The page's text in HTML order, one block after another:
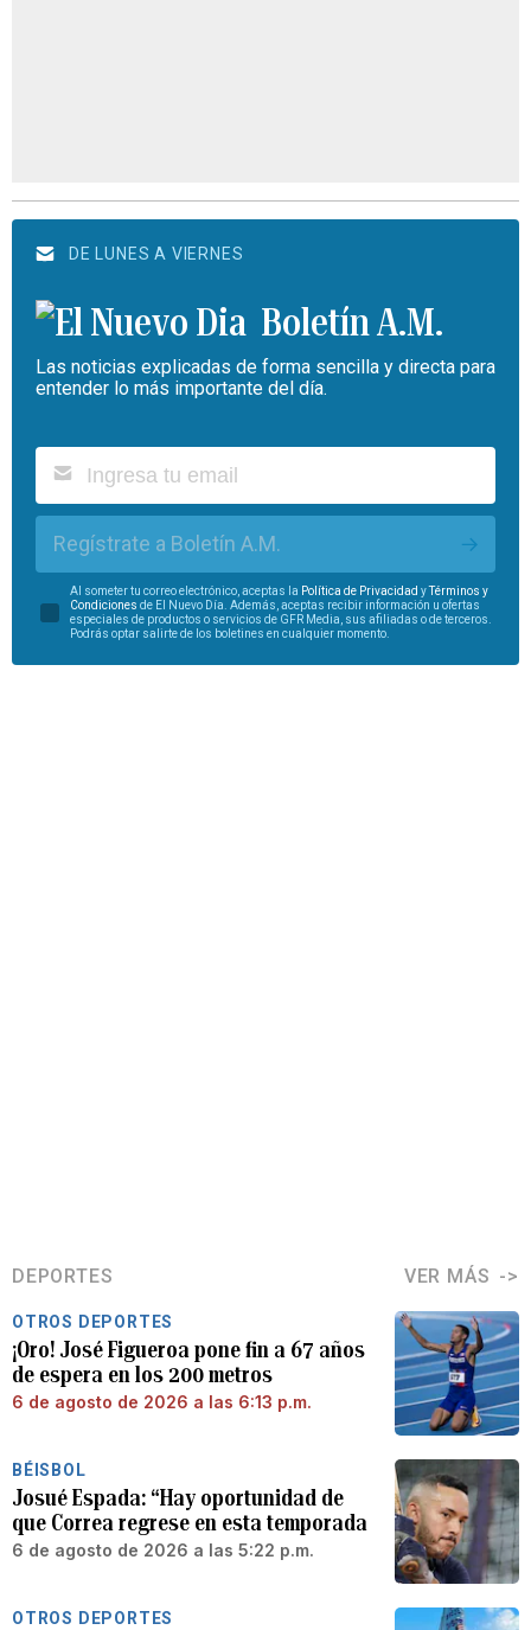
DE LUNES A VIERNES
Boletín A.M.
Las noticias explicadas de forma sencilla y directa para
entender lo más importante del día.
Regístrate a Boletín A.M.
Al someter tu correo electrónico, aceptas la Política de Privacidad yTérminos y
Condiciones de El Nuevo Día. Además, aceptas recibir información u ofertas
especiales de productos o servicios de GFR Media, sus afiliadas o de terceros.
Podrás optar salirte de los boletines en cualquier momento.
DEPORTES VER MÁS
OTROS DEPORTES
¡Oro! José Figueroa pone fin a 67 años
de espera en los 200 metros
6 de agosto de 2026 a las 6:13 p.m.
BÉISBOL
Josué Espada: “Hay oportunidad de
que Correa regrese en esta temporada
6 de agosto de 2026 a las 5:22 p.m.
OTROS DEPORTES